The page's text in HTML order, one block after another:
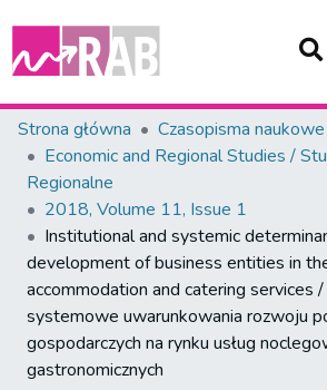
Zespoły i Kolekcje
Statystyka
Całe Repozytorium
Strona główna
Czasopisma
Economic and Regional Studies /
Regionalne
2018, Volume 11, Issue 1
Institutional and systemic
development of business entities in
accommodation and catering services
systemowe uwarunkowania rozwoju
gospodarczych na rynku usług
gastronomicznych